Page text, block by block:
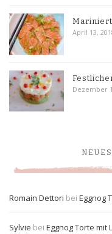
April 13,
Dezember
Romain Dettori bei Eggnog
Sylvie bei Eggnog Torte mit